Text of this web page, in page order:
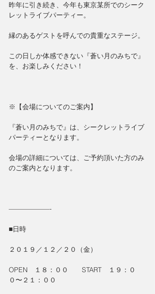
昨年に引き続き、今年も東京某所でのシーク
レットライブパーティー。
縁のあるゲストを呼んでの貴重なステージ。
この日しか体感できない『蒼い月のみちで』
を、お楽しみください！
※【会場についてのご案内】
『蒼い月のみちで』は、シークレットライブ
パーティーとなります。
会場の詳細については、ご予約頂いた方のみ
のご案内となります。
——————-
■日時
２０１９／１２／２０（金）
OPEN　１８：００　　START　１９：０
０〜２１：００